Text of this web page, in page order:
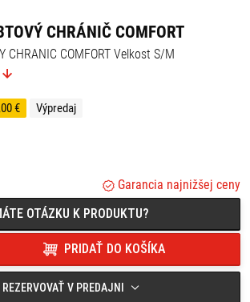
CHRÁNIČ COMFORT
CHRANIC COMFORT Velkost S/M
€ Výpredaj
Garancia najnižšej ceny
OTÁZKU K PRODUKTU?
PRIDAŤ DO KOŠÍKA
REZERVOVAŤ V PREDAJNI